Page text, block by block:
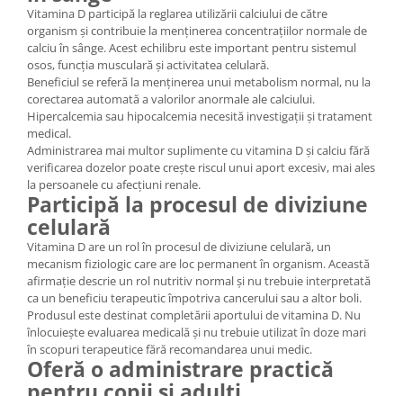
Vitamina D participă la reglarea utilizării calciului de către
organism și contribuie la menținerea concentrațiilor normale de
calciu în sânge. Acest echilibru este important pentru sistemul
osos, funcția musculară și activitatea celulară.
Beneficiul se referă la menținerea unui metabolism normal, nu la
corectarea automată a valorilor anormale ale calciului.
Hipercalcemia sau hipocalcemia necesită investigații și tratament
medical.
Administrarea mai multor suplimente cu vitamina D și calciu fără
verificarea dozelor poate crește riscul unui aport excesiv, mai ales
la persoanele cu afecțiuni renale.
Participă la procesul de diviziune
celulară
Vitamina D are un rol în procesul de diviziune celulară, un
mecanism fiziologic care are loc permanent în organism. Această
afirmație descrie un rol nutritiv normal și nu trebuie interpretată
ca un beneficiu terapeutic împotriva cancerului sau a altor boli.
Produsul este destinat completării aportului de vitamina D. Nu
înlocuiește evaluarea medicală și nu trebuie utilizat în doze mari
în scopuri terapeutice fără recomandarea unui medic.
Oferă o administrare practică